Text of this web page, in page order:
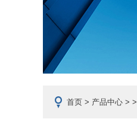
首页 > 产品中心 > >